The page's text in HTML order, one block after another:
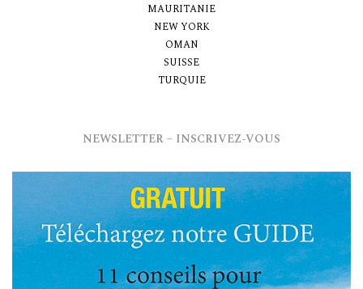
MAURITANIE
NEW YORK
OMAN
SUISSE
TURQUIE
NEWSLETTER – INSCRIVEZ-VOUS